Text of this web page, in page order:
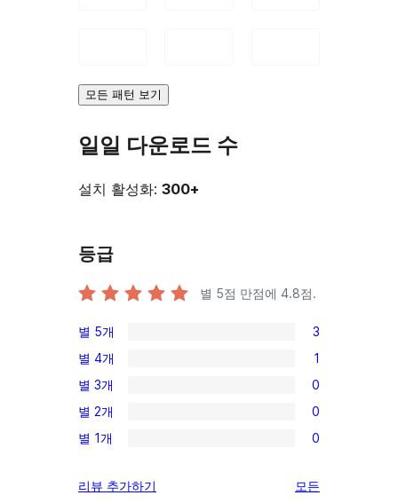
모든 패턴 보기
일일 다운로드 수
설치 활성화: 300+
등급
별 5점 만점에 4.8점.
3/5-
별
점
후
기
별 5개 3
1/4-
별
점
후
별 4개 1
0/3-
별
점
기
별 3개 0
0/2-
별
후
별 2개 0
0/1-
점
별 1개 0
리뷰 추가하기 모든